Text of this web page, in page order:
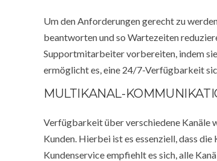
Um den Anforderungen gerecht zu
beantworten und so Wartezeiten
Supportmitarbeiter vorbereiten, indem
ermöglicht es, eine 24/7-Verfügbarkeit
MULTIKANAL-
Verfügbarkeit über verschiedene Kanäle
Kunden. Hierbei ist es essenziell, dass
Kundenservice empfiehlt es sich, alle